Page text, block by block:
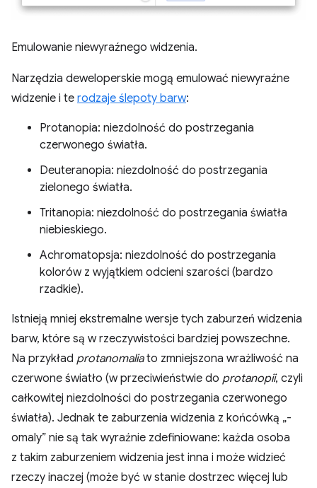
Emulowanie niewyraźnego widzenia.
Narzędzia deweloperskie mogą emulować niewyraźne
widzenie i te rodzaje ślepoty barw:
Protanopia: niezdolność do postrzegania
czerwonego światła.
Deuteranopia: niezdolność do postrzegania
zielonego światła.
Tritanopia: niezdolność do postrzegania światła
niebieskiego.
Achromatopsja: niezdolność do postrzegania
kolorów z wyjątkiem odcieni szarości (bardzo
rzadkie).
Istnieją mniej ekstremalne wersje tych zaburzeń widzenia
barw, które są w rzeczywistości bardziej powszechne.
Na przykład protanomaliato zmniejszona wrażliwość na
czerwone światło (w przeciwieństwie do protanopii, czyli
całkowitej niezdolności do postrzegania czerwonego
światła). Jednak te zaburzenia widzenia z końcówką „-
omaly” nie są tak wyraźnie zdefiniowane: każda osoba
z takim zaburzeniem widzenia jest inna i może widzieć
rzeczy inaczej (może być w stanie dostrzec więcej lub